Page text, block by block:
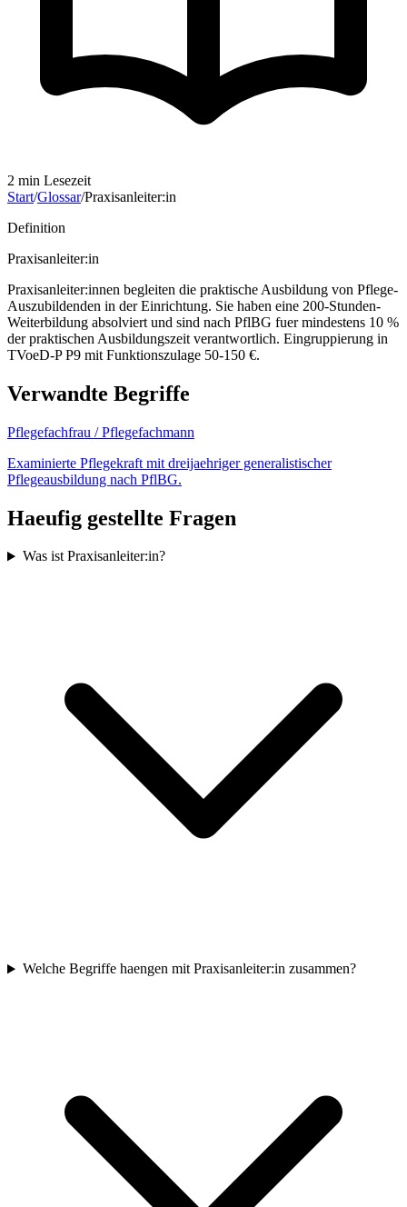
2 min Lesezeit
Start/Glossar/Praxisanleiter:in
Definition
Praxisanleiter:in
Praxisanleiter:innen begleiten die praktische Ausbildung von Pflege-
Auszubildenden in der Einrichtung. Sie haben eine 200-Stunden-
Weiterbildung absolviert und sind nach PflBG fuer mindestens 10 %
der praktischen Ausbildungszeit verantwortlich. Eingruppierung in
TVoeD-P P9 mit Funktionszulage 50-150 €.
Verwandte Begriffe
Pflegefachfrau / Pflegefachmann
Examinierte Pflegekraft mit dreijaehriger generalistischer
Pflegeausbildung nach PflBG.
Haeufig gestellte Fragen
Was ist Praxisanleiter:in?
Welche Begriffe haengen mit Praxisanleiter:in zusammen?